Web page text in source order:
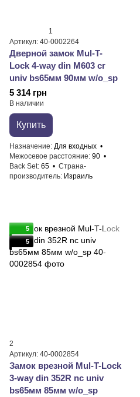
1
Артикул: 40-0002264
Дверной замок Mul-T-
Lock 4-way din M603 cr
univ bs65мм 90мм w/o_sp
5 314 грн
В наличии
Купить
Назначение Для входных
Межосевое расстояние 90
Back Set 65
Страна-
производитель Израиль
5
5
2
Артикул: 40-0002854
Замок врезной Mul-T-Lock
3-way din 352R nc univ
bs65мм 85мм w/o_sp